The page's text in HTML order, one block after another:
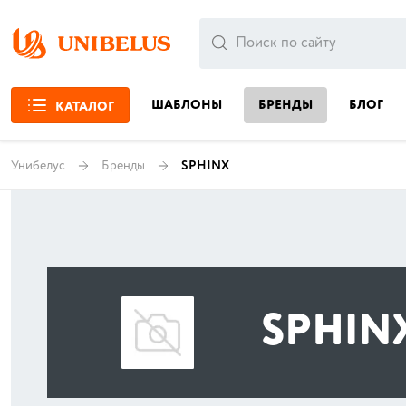
КАТАЛОГ ШАБЛОНЫ БРЕНДЫ БЛОГ
Унибелус Бренды SPHINX